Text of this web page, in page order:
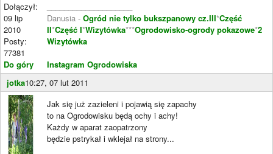
Dołączył:
09 lip
2010
Posty:
77381
Do góry
Danusia - Ogród nie tylko bukszpanowy cz.III*Część
II*Część I*Wizytówka***Ogrodowisko-ogrody pokazowe*2
Wizytówka
Instagram Ogrodowiska
jotka10:27, 07 lut 2011
Jak się już zazieleni i pojawią się zapachy
to na Ogrodowisku będą ochy i achy!
Każdy w aparat zaopatrzony
będzie pstrykał i wklejał na strony...